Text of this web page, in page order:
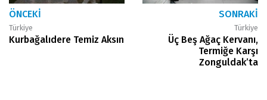
ÖNCEKI
Türkiye
Kurbağalıdere Temiz Aksın
SONRAKI
Türkiye
Üç Beş Ağaç Kervanı,
Termiğe Karşı
Zonguldak’ta